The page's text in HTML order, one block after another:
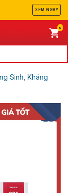
XEM NGAY
0
Sinh, Kháng